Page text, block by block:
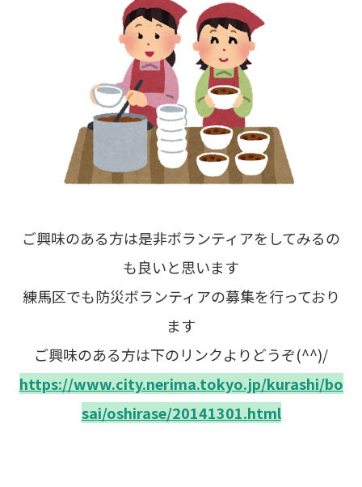
ご興味のある方は是非ボランティアをしてみるの
も良いと思います
練馬区でも防災ボランティアの募集を行っており
ます
ご興味のある方は下のリンクよりどうぞ(^^)/
https://www.city.nerima.tokyo.jp/kurashi/bo
sai/oshirase/20141301.html